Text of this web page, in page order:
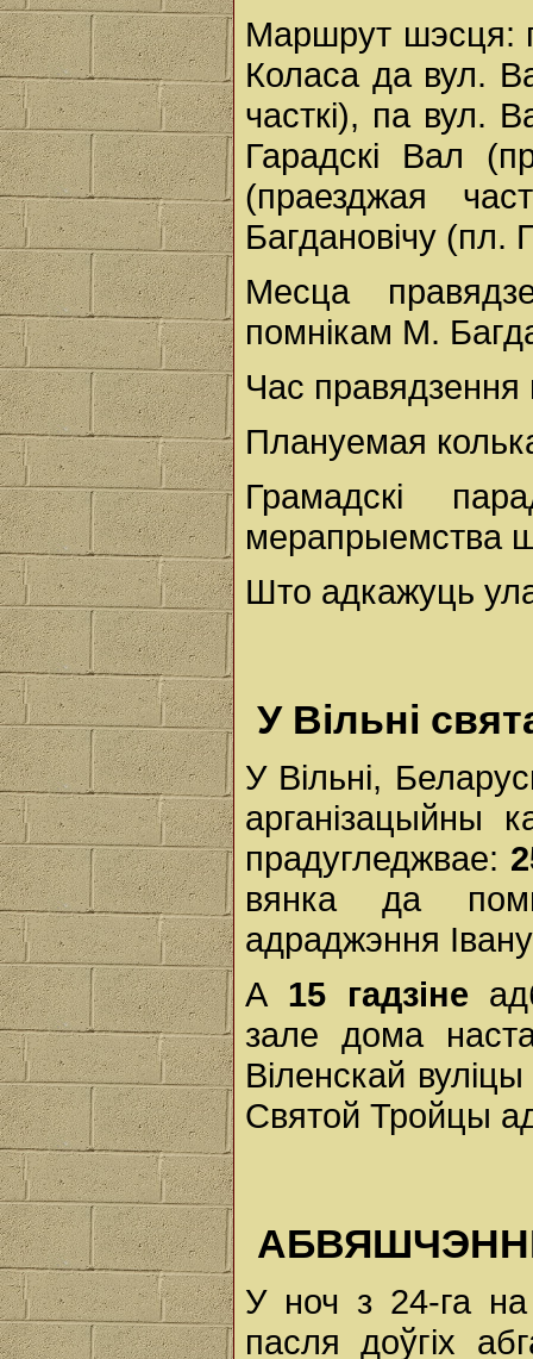
Маршрут шэсця:
Коласа да вул.
часткі), па вул.
Гарадскі Вал
(праезджая
Багдановічу
Месца
помнікам М.
Час правядзення
Плануемая
Грамадскі
мерапрыемства
Што адкажуць
У Вільні
У Вільні,
арганізацыйны
прадугледжвае:
вянка да
адраджэння
А 15 гадзіне
зале дома
Віленскай
Святой Тройцы
У ноч з 24-га на
пасля доўгіх